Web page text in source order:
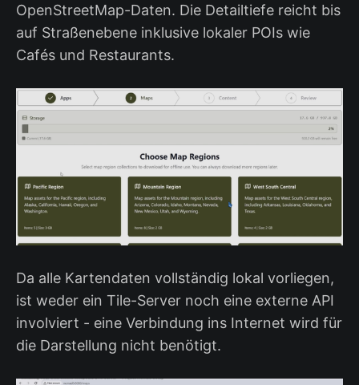
OpenStreetMap-Daten. Die Detailtiefe reicht bis
auf Straßenebene inklusive lokaler POIs wie
Cafés und Restaurants.
Da alle Kartendaten vollständig lokal vorliegen,
ist weder ein Tile-Server noch eine externe API
involviert - eine Verbindung ins Internet wird für
die Darstellung nicht benötigt.